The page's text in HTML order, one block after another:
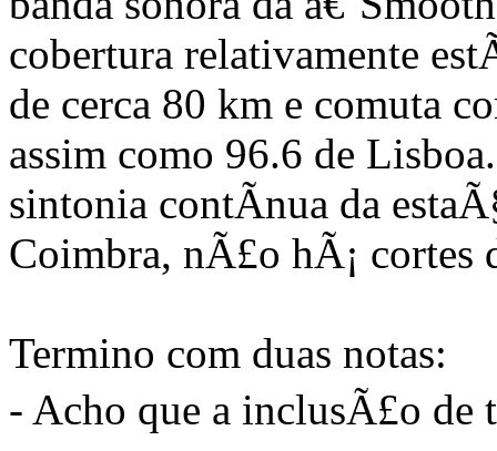
cobertura relativamente
de cerca 80 km e comuta
assim como 96.6 de
sintonia contÃ­nua da
Coimbra, nÃ£o hÃ¡ cortes
Termino com duas notas:
- Acho que a inclusÃ£o de